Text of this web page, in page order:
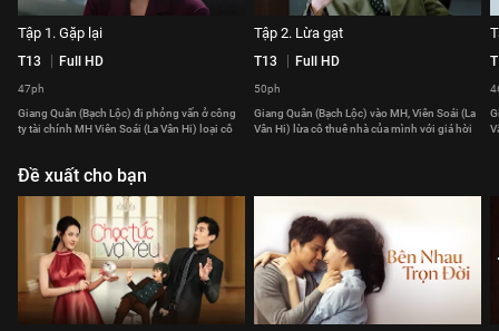
Tập 1. Gặp lại
T13 Full HD
47ph
Giang Quân (Bạch Lộc) đi phỏng vấn ở công
ty tài chính MH Viên Soái (La Vân Hi) loại cô
Tập 2. Lừa gạt
T13 Full HD
50ph
Giang Quân (Bạch Lộc) vào MH, Viên Soái (La
Vân Hi) lừa cô thuê nhà của mình với giá hời
Đề xuất cho bạn